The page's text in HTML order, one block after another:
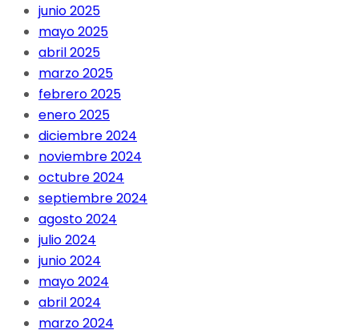
junio 2025
mayo 2025
abril 2025
marzo 2025
febrero 2025
enero 2025
diciembre 2024
noviembre 2024
octubre 2024
septiembre 2024
agosto 2024
julio 2024
junio 2024
mayo 2024
abril 2024
marzo 2024